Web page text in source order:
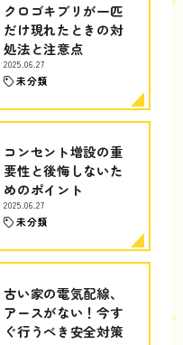
クロゴキブリが一匹
だけ現れたときの対
処法と注意点
2025.06.27
未分類
コンセント増設の重
要性と後悔しないた
めのポイント
2025.06.27
未分類
古い家の電気配線、
アースがない！今す
ぐ行うべき安全対策